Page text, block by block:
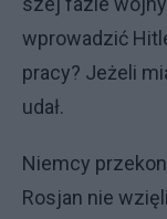
wprowadzić
pracy? Jeżeli
udał.
Niemcy
Rosjan nie